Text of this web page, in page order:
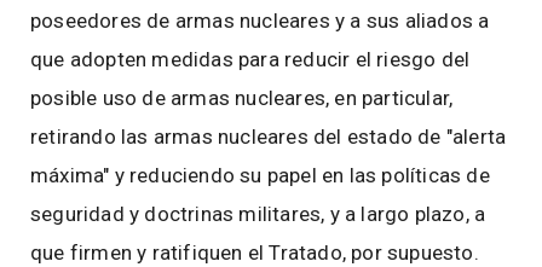
poseedores de armas nucleares y a sus aliados a
que adopten medidas para reducir el riesgo del
posible uso de armas nucleares, en particular,
retirando las armas nucleares del estado de "alerta
máxima" y reduciendo su papel en las políticas de
seguridad y doctrinas militares, y a largo plazo, a
que firmen y ratifiquen el Tratado, por supuesto.